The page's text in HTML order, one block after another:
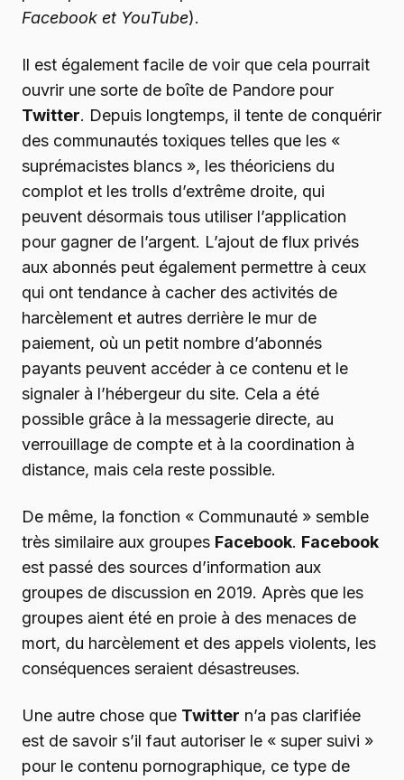
Facebook et YouTube).
Il est également facile de voir que cela pourrait
ouvrir une sorte de boîte de Pandore pour
Twitter. Depuis longtemps, il tente de conquérir
des communautés toxiques telles que les «
suprémacistes blancs », les théoriciens du
complot et les trolls d’extrême droite, qui
peuvent désormais tous utiliser l’application
pour gagner de l’argent. L’ajout de flux privés
aux abonnés peut également permettre à ceux
qui ont tendance à cacher des activités de
harcèlement et autres derrière le mur de
paiement, où un petit nombre d’abonnés
payants peuvent accéder à ce contenu et le
signaler à l’hébergeur du site. Cela a été
possible grâce à la messagerie directe, au
verrouillage de compte et à la coordination à
distance, mais cela reste possible.
De même, la fonction « Communauté » semble
très similaire aux groupes Facebook. Facebook
est passé des sources d’information aux
groupes de discussion en 2019. Après que les
groupes aient été en proie à des menaces de
mort, du harcèlement et des appels violents, les
conséquences seraient désastreuses.
Une autre chose que Twitter n’a pas clarifiée
est de savoir s’il faut autoriser le « super suivi »
pour le contenu pornographique, ce type de